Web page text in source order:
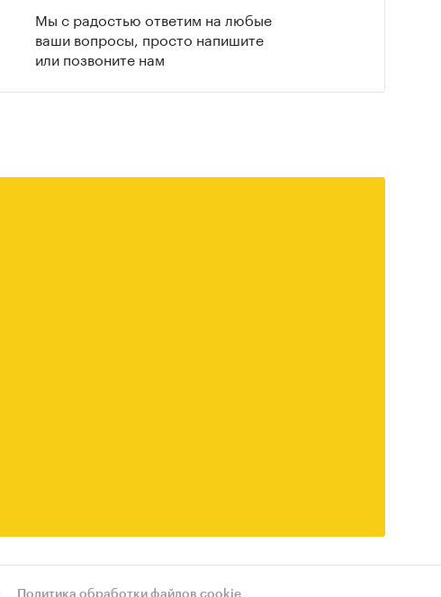
Мы с радостью ответим на любые
ваши вопросы, просто напишите
или позвоните нам
Политика обработки файлов cookie